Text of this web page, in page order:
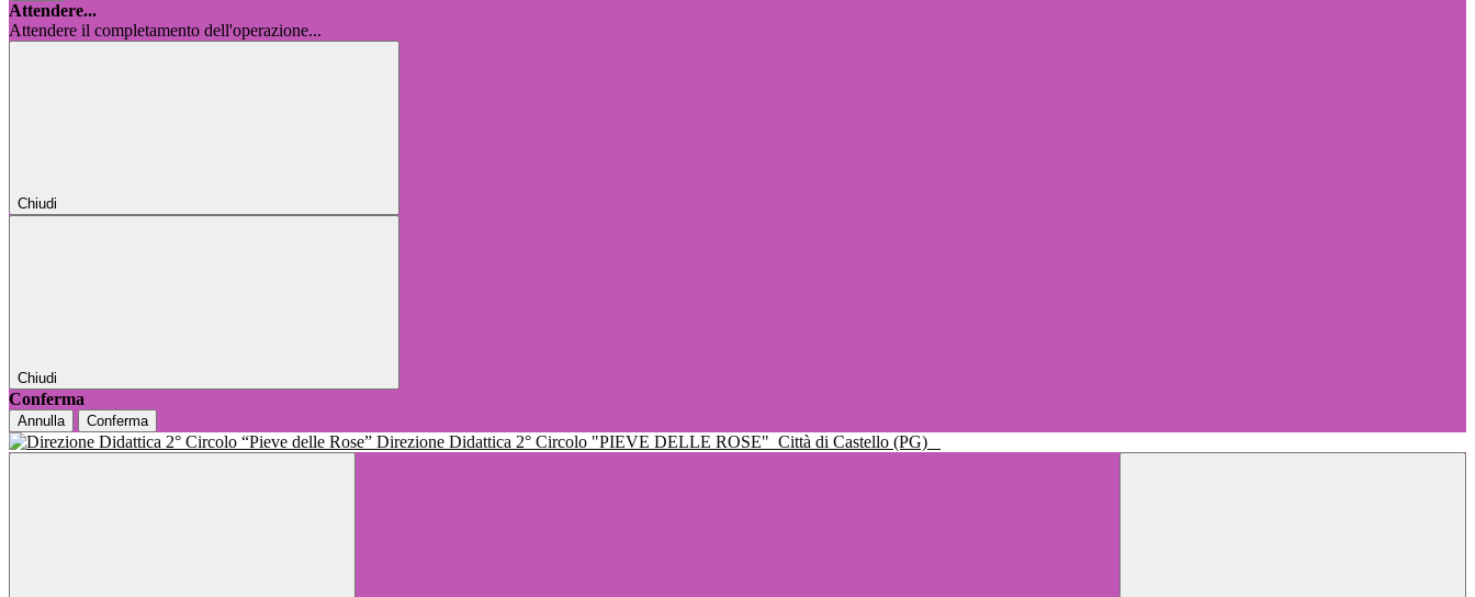
Attendere...
Attendere il completamento dell'operazione...
Chiudi
Chiudi
Conferma
Annulla Conferma
Direzione Didattica 2° Circolo "PIEVE DELLE ROSE" Città di Castello (PG)